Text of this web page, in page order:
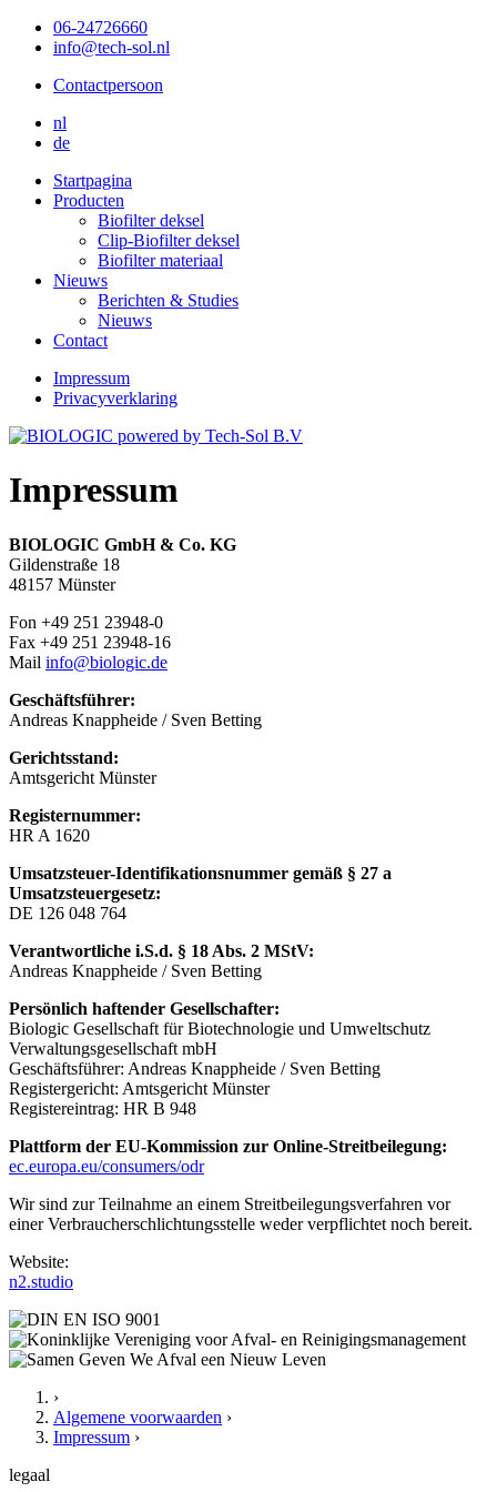
06-24726660
info@tech-sol.nl
Contactpersoon
nl
de
Startpagina
Producten
Biofilter deksel
Clip-Biofilter deksel
Biofilter materiaal
Nieuws
Berichten & Studies
Nieuws
Contact
Impressum
Privacyverklaring
Impressum
BIOLOGIC GmbH & Co. KG
Gildenstraße 18
48157 Münster
Fon +49 251 23948-0
Fax +49 251 23948-16
Mail info@biologic.de
Geschäftsführer:
Andreas Knappheide / Sven Betting
Gerichtsstand:
Amtsgericht Münster
Registernummer:
HR A 1620
Umsatzsteuer-Identifikationsnummer gemäß § 27 a
Umsatzsteuergesetz:
DE 126 048 764
Verantwortliche i.S.d. § 18 Abs. 2 MStV:
Andreas Knappheide / Sven Betting
Persönlich haftender Gesellschafter:
Biologic Gesellschaft für Biotechnologie und Umweltschutz
Verwaltungsgesellschaft mbH
Geschäftsführer: Andreas Knappheide / Sven Betting
Registergericht: Amtsgericht Münster
Registereintrag: HR B 948
Plattform der EU-Kommission zur Online-Streitbeilegung:
ec.europa.eu/consumers/odr
Wir sind zur Teilnahme an einem Streitbeilegungsverfahren vor
einer Verbraucherschlichtungsstelle weder verpflichtet noch bereit.
Website:
n2.studio
›
Algemene voorwaarden ›
Impressum ›
legaal